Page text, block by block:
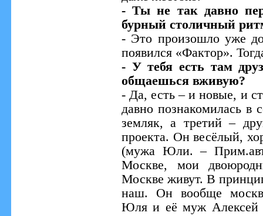
- Ты не так давно
бурный столичный
- Это произошло уже
появился «Фактор».
- У тебя есть там
общаешься вживую?
- Да, есть – и новые, и
давно познакомилась в
земляк, а третий –
проекта. Он весёлый,
(мужа Юли. –
Москве, мои
Москве живут. В
наш. Он вообще
Юля и её муж Алексей